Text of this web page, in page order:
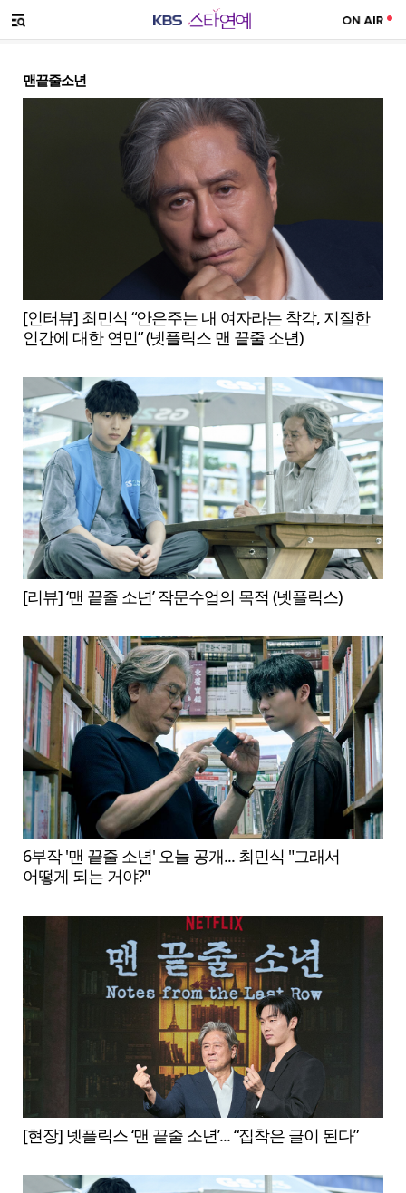
메뉴 열기
맨끝줄소년
[인터뷰] 최민식 “안은주는 내 여자라는 착각, 지질한
인간에 대한 연민” (넷플릭스 맨 끝줄 소년)
[리뷰] ‘맨 끝줄 소년’ 작문수업의 목적 (넷플릭스)
6부작 '맨 끝줄 소년' 오늘 공개... 최민식 "그래서
어떻게 되는 거야?"
[현장] 넷플릭스 ‘맨 끝줄 소년’... “집착은 글이 된다”